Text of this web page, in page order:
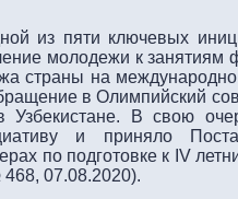
из пяти ключевых
молодежи к занятиям
страны на
в Олимпийский
Узбекистане. В свою
и приняло
по подготовке к IV
07.08.2020).